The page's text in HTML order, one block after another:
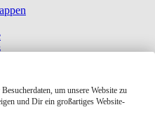
um unsere Website zu
und Dir ein großartiges Website-